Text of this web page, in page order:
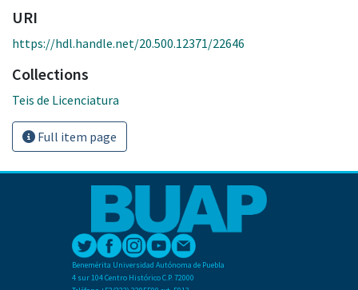
URI
https://hdl.handle.net/20.500.12371/22646
Collections
Teis de Licenciatura
Full item page
Benemérita Universidad Autónoma de Puebla
4 sur 104 Centro Histórico C.P. 72000